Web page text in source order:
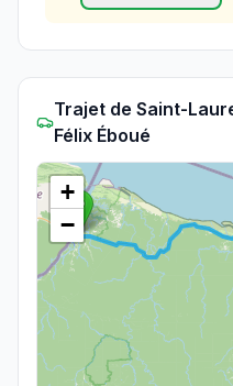
Trajet deSaint-
Félix Éboué
+
−